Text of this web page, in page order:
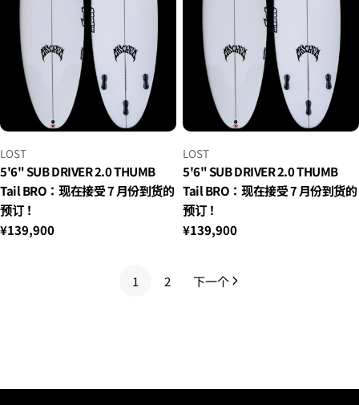
小
贩：
LOST
5'6" SUB DRIVER 2.0 THUMB
Tail BRO：现在接受 7 月份到货的
预订！
正
¥139,900
小
贩：
LOST
5'6" SUB DRIVER 2.0 THUMB
Tail BRO：现在接受 7 月份到货的
预订！
正
格
¥139,900
1 2 下一个